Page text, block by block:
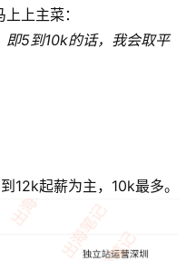
上主菜：
即5到10k的话，我会取平
12k起薪为主，10k最多。